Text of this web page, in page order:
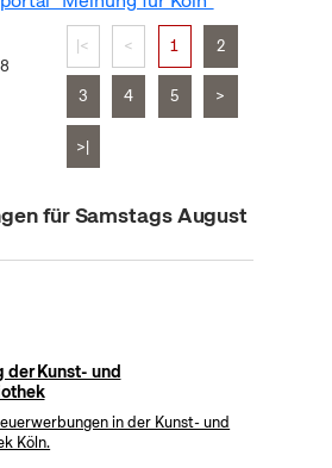
|< < 1 2
3 4 5 >
>|
für Samstags August
der Kunst- und
in der Kunst- und
Köln.